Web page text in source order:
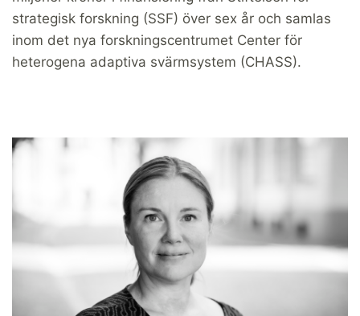
strategisk forskning (SSF) över sex år och samlas
inom det nya forskningscentrumet Center för
heterogena adaptiva svärmsystem (CHASS).